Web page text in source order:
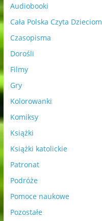
Audiobooki
Cała Polska Czyta Dzieciom
Czasopisma
Dorośli
Filmy
Gry
Kolorowanki
Komiksy
Książki
Książki katolickie
Patronat
Podróże
Pomoce naukowe
Pozostałe